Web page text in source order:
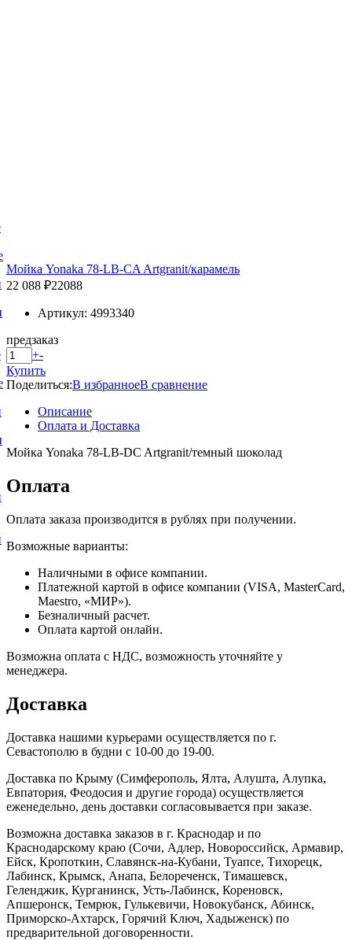
Мойка Yonaka 78-LB-CA Artgranit/карамель
22 088 ₽22088
Артикул: 4993340
предзаказ
+-
Купить
Поделиться:В избранноеВ сравнение
Описание
Оплата и Доставка
Мойка Yonaka 78-LB-DC Artgranit/темный шоколад
Оплата
Оплата заказа производится в рублях при получении.
Возможные варианты:
Наличными в офисе компании.
Платежной картой в офисе компании (VISA, MasterCard,
Maestro, «МИР»).
Безналичный расчет.
Оплата картой онлайн.
Возможна оплата с НДС, возможность уточняйте у
менеджера.
Доставка
Доставка нашими курьерами осуществляется по г.
Севастополю в будни с 10-00 до 19-00.
Доставка по Крыму (Симферополь, Ялта, Алушта, Алупка,
Евпатория, Феодосия и другие города) осуществляется
еженедельно, день доставки согласовывается при заказе.
Возможна доставка заказов в г. Краснодар и по
Краснодарскому краю (Сочи, Адлер, Новороссийск, Армавир,
Ейск, Кропоткин, Славянск-на-Кубани, Туапсе, Тихорецк,
Лабинск, Крымск, Анапа, Белореченск, Тимашевск,
Геленджик, Курганинск, Усть-Лабинск, Кореновск,
Апшеронск, Темрюк, Гулькевичи, Новокубанск, Абинск,
Приморско-Ахтарск, Горячий Ключ, Хадыженск) по
предварительной договоренности.